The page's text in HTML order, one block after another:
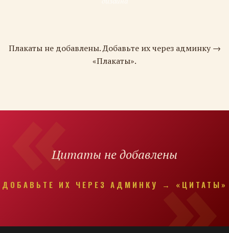
Плакаты не добавлены. Добавьте их через админку →
«Плакаты».
Цитаты не добавлены
ДОБАВЬТЕ ИХ ЧЕРЕЗ АДМИНКУ → «ЦИТАТЫ»